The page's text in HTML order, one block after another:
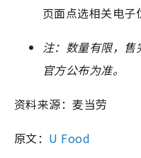
页面点选相关电子
注：数量有限，
官方公布为准。
资料来源：麦当劳
原文： U Food